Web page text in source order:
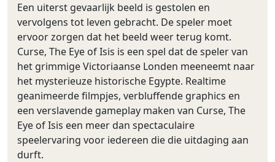
Een uiterst gevaarlijk beeld is gestolen en
vervolgens tot leven gebracht. De speler moet
ervoor zorgen dat het beeld weer terug komt.
Curse, The Eye of Isis is een spel dat de speler van
het grimmige Victoriaanse Londen meeneemt naar
het mysterieuze historische Egypte. Realtime
geanimeerde filmpjes, verbluffende graphics en
een verslavende gameplay maken van Curse, The
Eye of Isis een meer dan spectaculaire
speelervaring voor iedereen die die uitdaging aan
durft.